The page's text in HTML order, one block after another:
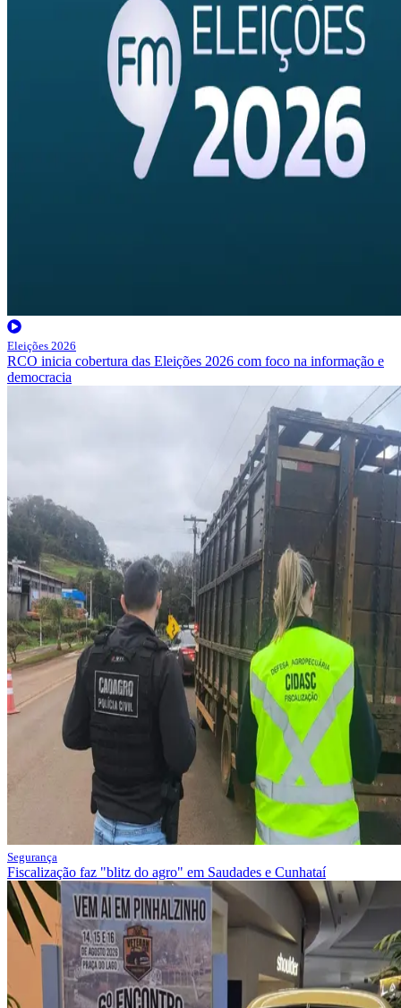
Eleições 2026
RCO inicia cobertura das Eleições 2026 com foco na informação e
democracia
Segurança
Fiscalização faz "blitz do agro" em Saudades e Cunhataí